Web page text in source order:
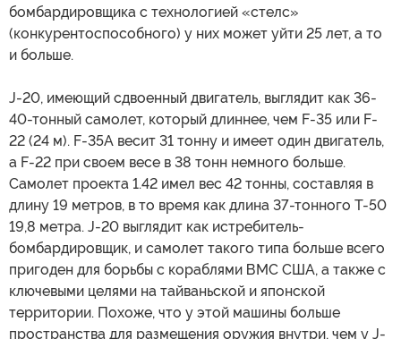
бомбардировщика с технологией «стелс»
(конкурентоспособного) у них может уйти 25 лет, а то
и больше.
J-20, имеющий сдвоенный двигатель, выглядит как 36-
40-тонный самолет, который длиннее, чем F-35 или F-
22 (24 м). F-35A весит 31 тонну и имеет один двигатель,
а F-22 при своем весе в 38 тонн немного больше.
Самолет проекта 1.42 имел вес 42 тонны, составляя в
длину 19 метров, в то время как длина 37-тонного Т-50
19,8 метра. J-20 выглядит как истребитель-
бомбардировщик, и самолет такого типа больше всего
пригоден для борьбы с кораблями ВМС США, а также с
ключевыми целями на тайваньской и японской
территории. Похоже, что у этой машины больше
пространства для размещения оружия внутри, чем у J-